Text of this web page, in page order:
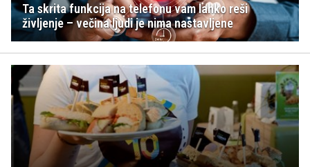
Ta skrita funkcija na telefonu vam lahko reši
življenje – večina ljudi je nima nastavljene